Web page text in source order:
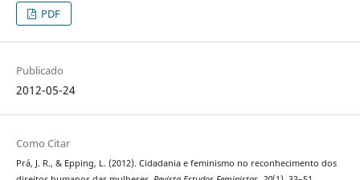
PDF
Publicado
2012-05-24
Como Citar
Prá, J. R., & Epping, L. (2012). Cidadania e feminismo no reconhecimento dos